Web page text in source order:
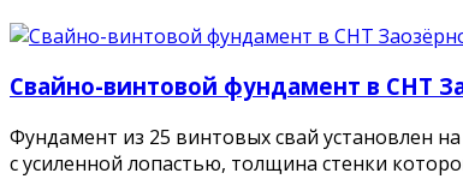
Свайно-винтовой фундамент в СНТ
Фундамент из 25 винтовых свай установлен
с усиленной лопастью, толщина стенки